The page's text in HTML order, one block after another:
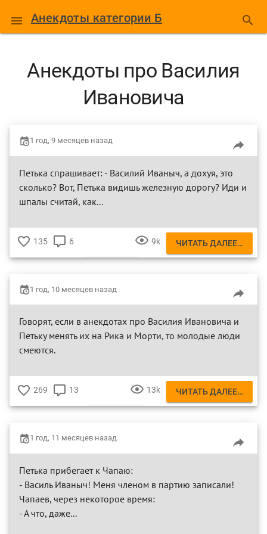
Анекдоты категории Б
Анекдоты про Василия
Ивановича
1 год, 9 месяцев назад
Петька спрашивает: - Василий Иваныч, а дохуя, это
сколько? Вот, Петька видишь железную дорогу? Иди и
шпалы считай, как...
♥
135
КОММЕНТАРИЕВ
6 ЧИТАТЬ ДАЛЕЕ…
ПРОСМОТР
9k
ВАСИЛИЙ ИВАНОВИЧ
1 год, 10 месяцев назад
Говорят, если в анекдотах про Василия Ивановича и
Петьку менять их на Рика и Морти, то молодые люди
смеются.
♥
269
КОММЕНТАРИЕВ
13 ЧИТАТЬ ДАЛЕЕ…
ПРОСМОТРОВ
13k
ВАСИЛИЙ ИВАНОВИЧ
1 год, 11 месяцев назад
Петька прибегает к Чапаю:
- Василь Иваныч! Меня членом в партию записали!
Чапаев, через некоторое время:
- А что, даже...